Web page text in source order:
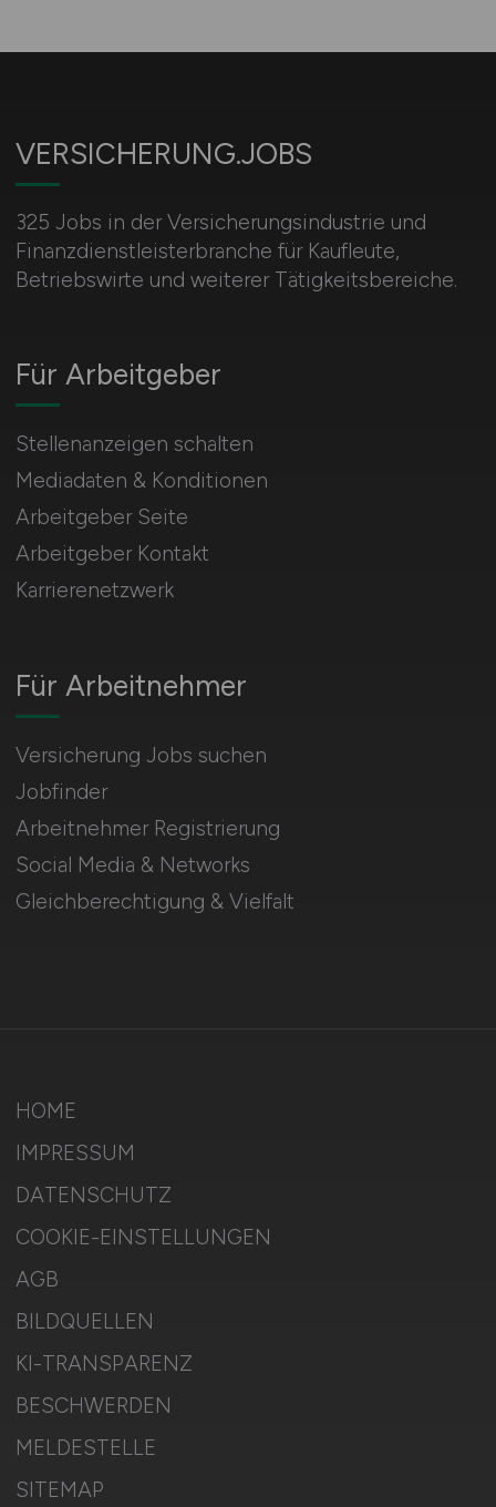
VERSICHERUNG.JOBS
325 Jobs in der Versicherungsindustrie und
Finanzdienstleisterbranche für Kaufleute,
Betriebswirte und weiterer Tätigkeitsbereiche.
Für Arbeitnehmer
Versicherung Jobs suchen
Jobfinder
Arbeitnehmer Registrierung
Social Media & Networks
Gleichberechtigung & Vielfalt
Für Arbeitgeber
Stellenanzeigen schalten
Mediadaten & Konditionen
Arbeitgeber Seite
Arbeitgeber Kontakt
Karrierenetzwerk
HOME
IMPRESSUM
DATENSCHUTZ
COOKIE-EINSTELLUNGEN
AGB
BILDQUELLEN
KI-TRANSPARENZ
BESCHWERDEN
MELDESTELLE
SITEMAP